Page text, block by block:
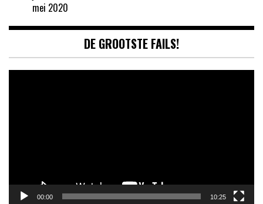
mei 2020
DE GROOTSTE FAILS!
00:00 10:25